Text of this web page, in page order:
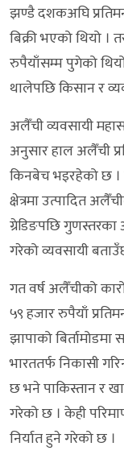
झण्डै दशकअघि
बिक्री भएको थियो ।
रुपैयाँसम्म पुगेको
थालेपछि किसान र
अलैँची व्यवसायी
अनुसार हाल अलैँची
किनबेच भइरहेको छ ।
क्षेत्रमा उत्पादित
ग्रेडिङपछि
गरेको व्यवसायी
गत वर्ष अलैँचीको
५९ हजार रुपैयाँ
झापाको
भारततर्फ निकासी
छ भने पाकिस्तान र
गरेको छ । केही
निर्यात हुने गरेको छ ।